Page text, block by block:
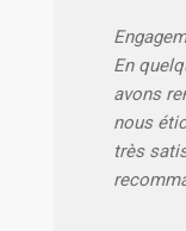
En
avons
nous
très